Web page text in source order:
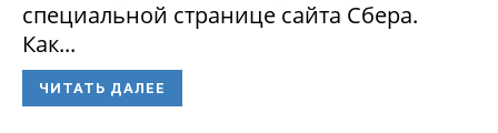
специальной странице сайта Сбера.
Как...
ЧИТАТЬ ДАЛЕЕ